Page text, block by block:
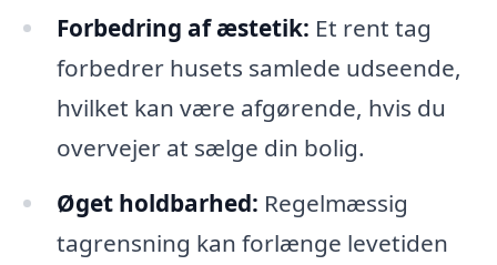
Forbedring af æstetik: Et rent tag
forbedrer husets samlede udseende,
hvilket kan være afgørende, hvis du
overvejer at sælge din bolig.
Øget holdbarhed: Regelmæssig
tagrensning kan forlænge levetiden